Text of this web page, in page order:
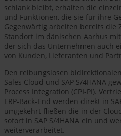
schlank bleibt, erhalten die
und Funktionen, die sie für ihre
Gegenwärtig arbeiten bereits die
Standort im dänischen Aarhus
der sich das Unternehmen auch
von Kunden, Lieferanten und
Den reibungslosen
Sales Cloud und SAP S/4HANA
Process Integration (CPI-PI).
ERP-Back-End werden direkt in
umgekehrt fließen die in der
sofort in SAP S/4HANA ein und
weiterverarbeitet.